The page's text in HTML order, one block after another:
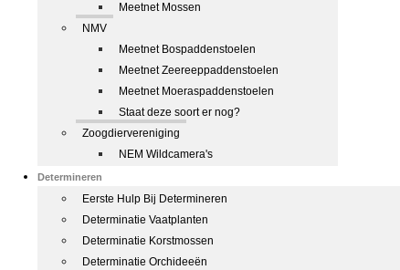
Meetnet Mossen
NMV
Meetnet Bospaddenstoelen
Meetnet Zeereeppaddenstoelen
Meetnet Moeraspaddenstoelen
Staat deze soort er nog?
Zoogdiervereniging
NEM Wildcamera's
Determineren
Eerste Hulp Bij Determineren
Determinatie Vaatplanten
Determinatie Korstmossen
Determinatie Orchideeën